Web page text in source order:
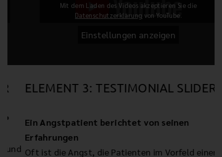
Mit dem Laden des Videos akzeptieren Sie die
Datenschutzerklärungvon YouTube.
Einstellungen anzeigen
ELEMENT 3: TESTIMONIAL SLIDER
Ein Angstpatient berichtet von seinen
Erfahrungen
Oft ist die Angst, die Patienten im Vorfeld einer